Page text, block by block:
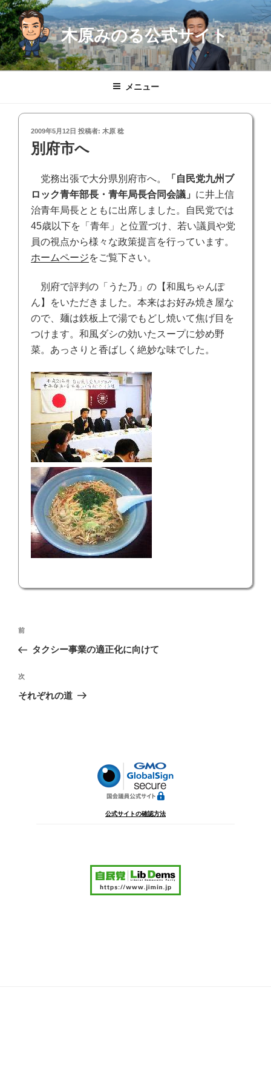
コ
ン
テ
ン
ツ
木原みのる公式サイト
メニュー
投
稿
日:
2009年5月12日 投稿者: 木原 稔
別府市へ
党務出張で大分県別府市へ。
「自民党九州ブ
ロック青年部長・青年局長合同会議」 に井上信
治青年局長とともに出席しました。自民党では
45歳以下を「青年」と位置づけ、若い議員や党
員の視点から様々な政策提言を行っています。
ホームページをご覧下さい。
別府で評判の「うた乃」の【和風ちゃんぽ
ん】をいただきました。本来はお好み焼き屋な
ので、麺は鉄板上で湯でもどし焼いて焦げ目を
つけます。和風ダシの効いたスープに炒め野
菜。あっさりと香ばしく絶妙な味でした。
投
ナ
ビ
ゲ
前
の
稿
前
タクシー事業の適正化に向けて
次
の
次
それぞれの道
公式サイトの確認方法